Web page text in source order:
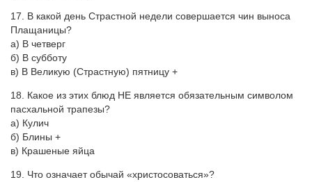
17. В какой день Страстной недели совершается чин выноса
Плащаницы?
а) В четверг
б) В субботу
в) В Великую (Страстную) пятницу +
18. Какое из этих блюд НЕ является обязательным символом
пасхальной трапезы?
а) Кулич
б) Блины +
в) Крашеные яйца
19. Что означает обычай «христосоваться»?